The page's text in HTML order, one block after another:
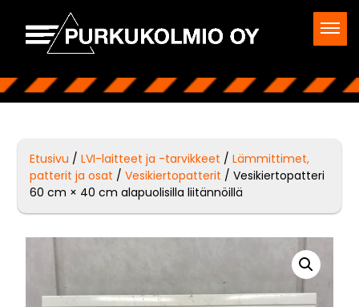
Etusivu /LVI-laitteet ja -tarvikkeet /Lämmittimet,
patterit ja osat /Vesikiertopatterit / Vesikiertopatteri
60 cm × 40 cm alapuolisilla liitännöillä